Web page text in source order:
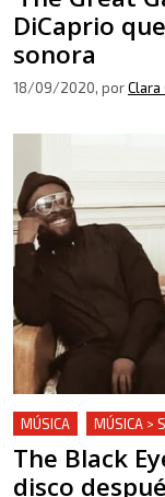
DiCaprio
sonora
18/09/2020, porClara
MÚSICA MÚSICA >
The Black
disco